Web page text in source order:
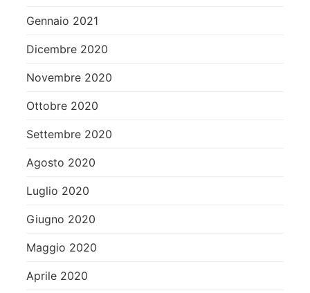
Gennaio 2021
Dicembre 2020
Novembre 2020
Ottobre 2020
Settembre 2020
Agosto 2020
Luglio 2020
Giugno 2020
Maggio 2020
Aprile 2020